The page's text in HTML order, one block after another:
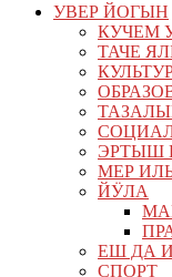
УВЕР ЙОГЫН
КУЧЕМ
ТАЧЕ
ЭРТЫШ
МЕР
ЙӰЛА
ЕШ ДА
СПОРТ